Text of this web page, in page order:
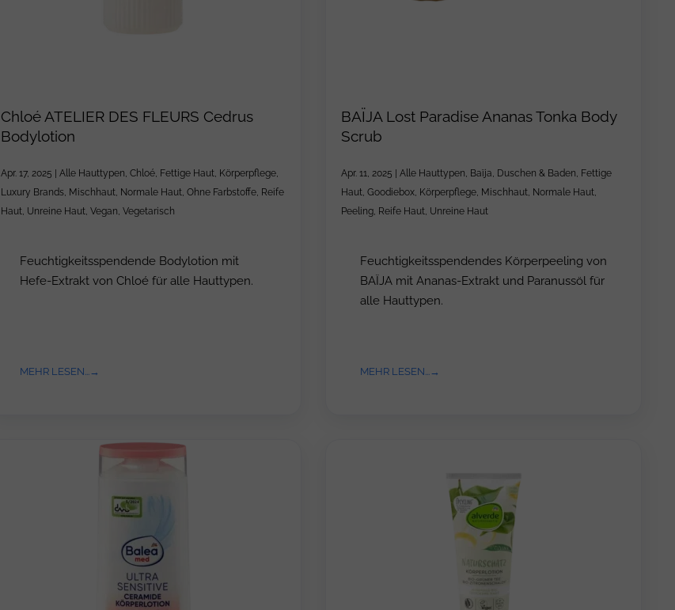
Chloé ATELIER DES FLEURS Cedrus
Bodylotion
Apr. 17, 2025 Alle Hauttypen, Chloé, Fettige Haut, Körperpflege,
Luxury Brands, Mischhaut, Normale Haut, Ohne Farbstoffe, Reife
Haut, Unreine Haut, Vegan, Vegetarisch
Feuchtigkeitsspendende Bodylotion mit
Hefe-Extrakt von Chloé für alle Hauttypen.
MEHR LESEN...
BAÏJA Lost Paradise Ananas Tonka Body
Scrub
Apr. 11, 2025 Alle Hauttypen, Baïja, Duschen & Baden, Fettige
Haut, Goodiebox, Körperpflege, Mischhaut, Normale Haut,
Peeling, Reife Haut, Unreine Haut
Feuchtigkeitsspendendes Körperpeeling von
BAÏJA mit Ananas-Extrakt und Paranussöl für
alle Hauttypen.
MEHR LESEN...